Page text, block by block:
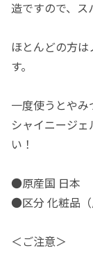
造ですので、ス
ほとんどの方
す。
一度使うとやみ
シャイニージ
い！
●原産国 日本
●区分 化粧品（
＜ご注意＞